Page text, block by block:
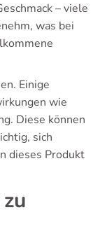
– viele
was bei
Einige
wie
Diese können
sich
dieses Produkt